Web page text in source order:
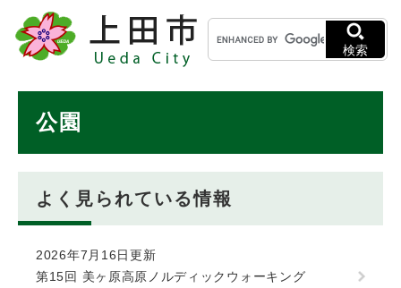
メニューを飛ばして本文へ
キ
ー
ワ
検索
公園
よく見られている情報
2026年7月16日更新
第15回 美ヶ原高原ノルディックウォーキング